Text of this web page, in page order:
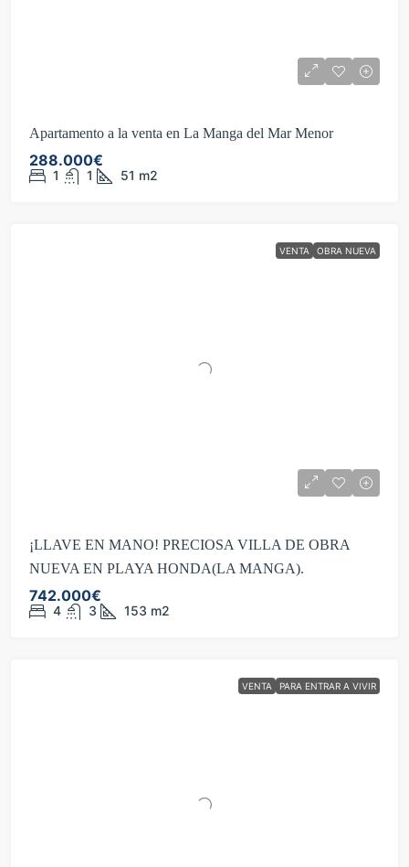
Apartamento a la venta en La Manga del Mar Menor
288.000€
1 1 51 m2
VENTA OBRA NUEVA
¡LLAVE EN MANO! PRECIOSA VILLA DE OBRA
NUEVA EN PLAYA HONDA(LA MANGA).
742.000€
4 3 153 m2
VENTA PARA ENTRAR A VIVIR